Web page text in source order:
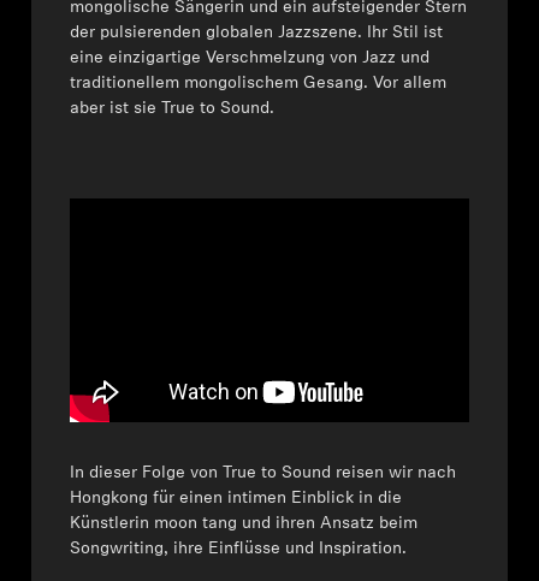
mongolische Sängerin und ein aufsteigender Stern
der pulsierenden globalen Jazzszene. Ihr Stil ist
eine einzigartige Verschmelzung von Jazz und
traditionellem mongolischem Gesang. Vor allem
aber ist sie True to Sound.
In dieser Folge von True to Sound reisen wir nach
Hongkong für einen intimen Einblick in die
Künstlerin moon tang und ihren Ansatz beim
Songwriting, ihre Einflüsse und Inspiration.